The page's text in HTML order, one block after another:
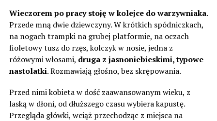
Wieczorem po pracy stoję w kolejce do warzywniaka.
Przede mną dwie dziewczyny. W krótkich spódniczkach,
na nogach trampki na grubej platformie, na oczach
fioletowy tusz do rzęs, kolczyk w nosie, jedna z
różowymi włosami, druga z jasnoniebieskimi, typowe
nastolatki. Rozmawiają głośno, bez skrępowania.
Przed nimi kobieta w dość zaawansowanym wieku, z
laską w dłoni, od dłuższego czasu wybiera kapustę.
Przegląda główki, wciąż przechodząc z miejsca na